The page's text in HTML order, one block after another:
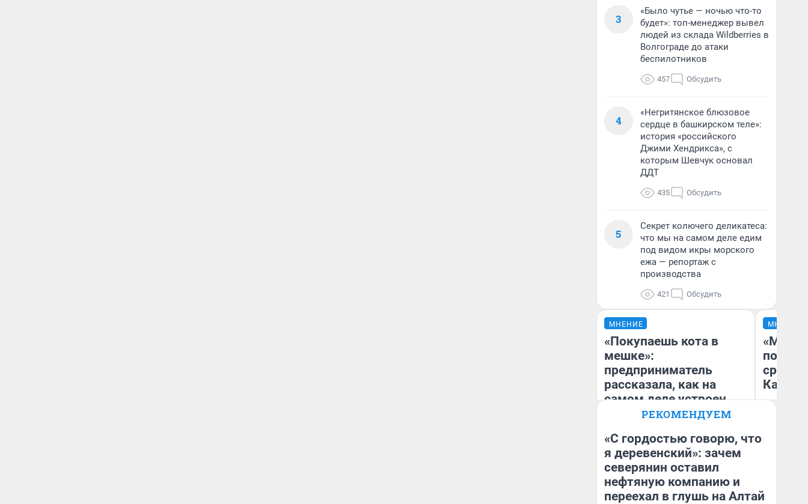
3
«Было чутье — ночью что-то
будет»: топ-менеджер вывел
людей из склада Wildberries в
Волгограде до атаки
беспилотников
457 Обсудить
4
«Негритянское блюзовое
сердце в башкирском теле»:
история «российского
Джими Хендрикса», с
которым Шевчук основал
ДДТ
435 Обсудить
5
Секрет колючего деликатеса:
что мы на самом деле едим
под видом икры морского
ежа — репортаж с
производства
421 Обсудить
МНЕНИЕ
«Покупаешь кота в
мешке»:
предприниматель
рассказала, как на
самом деле устроен
бизнес со складами
Наталья Шорохова
Открыла кофейную точку на
деньги соцразвития
МНЕНИЕ
РЕКОМЕНДУЕМ
«С гордостью говорю, что
я деревенский»: зачем
северянин оставил
нефтяную компанию и
переехал в глушь на Алтай